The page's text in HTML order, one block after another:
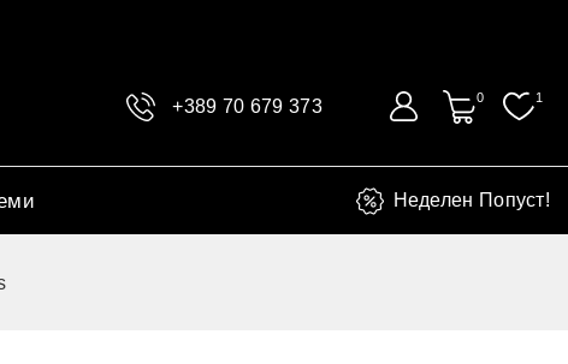
+389 70 679 373 0 1
Неделен Попуст!